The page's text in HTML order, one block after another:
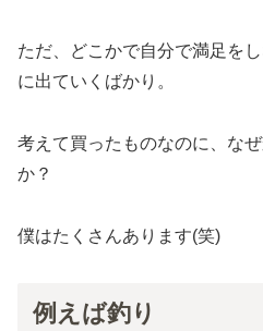
ただ、どこかで自分で満足を
に出ていくばかり。
考えて買ったものなのに、な
か？
僕はたくさんあります(笑)
例えば釣り